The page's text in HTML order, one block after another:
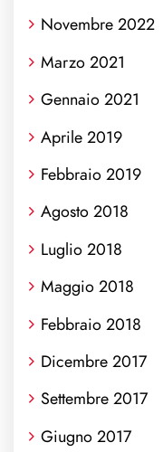
Novembre 2022
Marzo 2021
Gennaio 2021
Aprile 2019
Febbraio 2019
Agosto 2018
Luglio 2018
Maggio 2018
Febbraio 2018
Dicembre 2017
Settembre 2017
Giugno 2017